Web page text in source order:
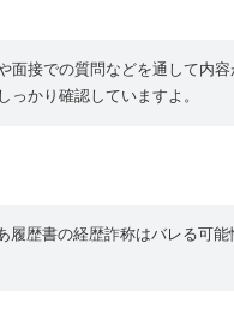
面接での質問などを通して内容
っかり確認していますよ。
履歴書の経歴詐称はバレる可